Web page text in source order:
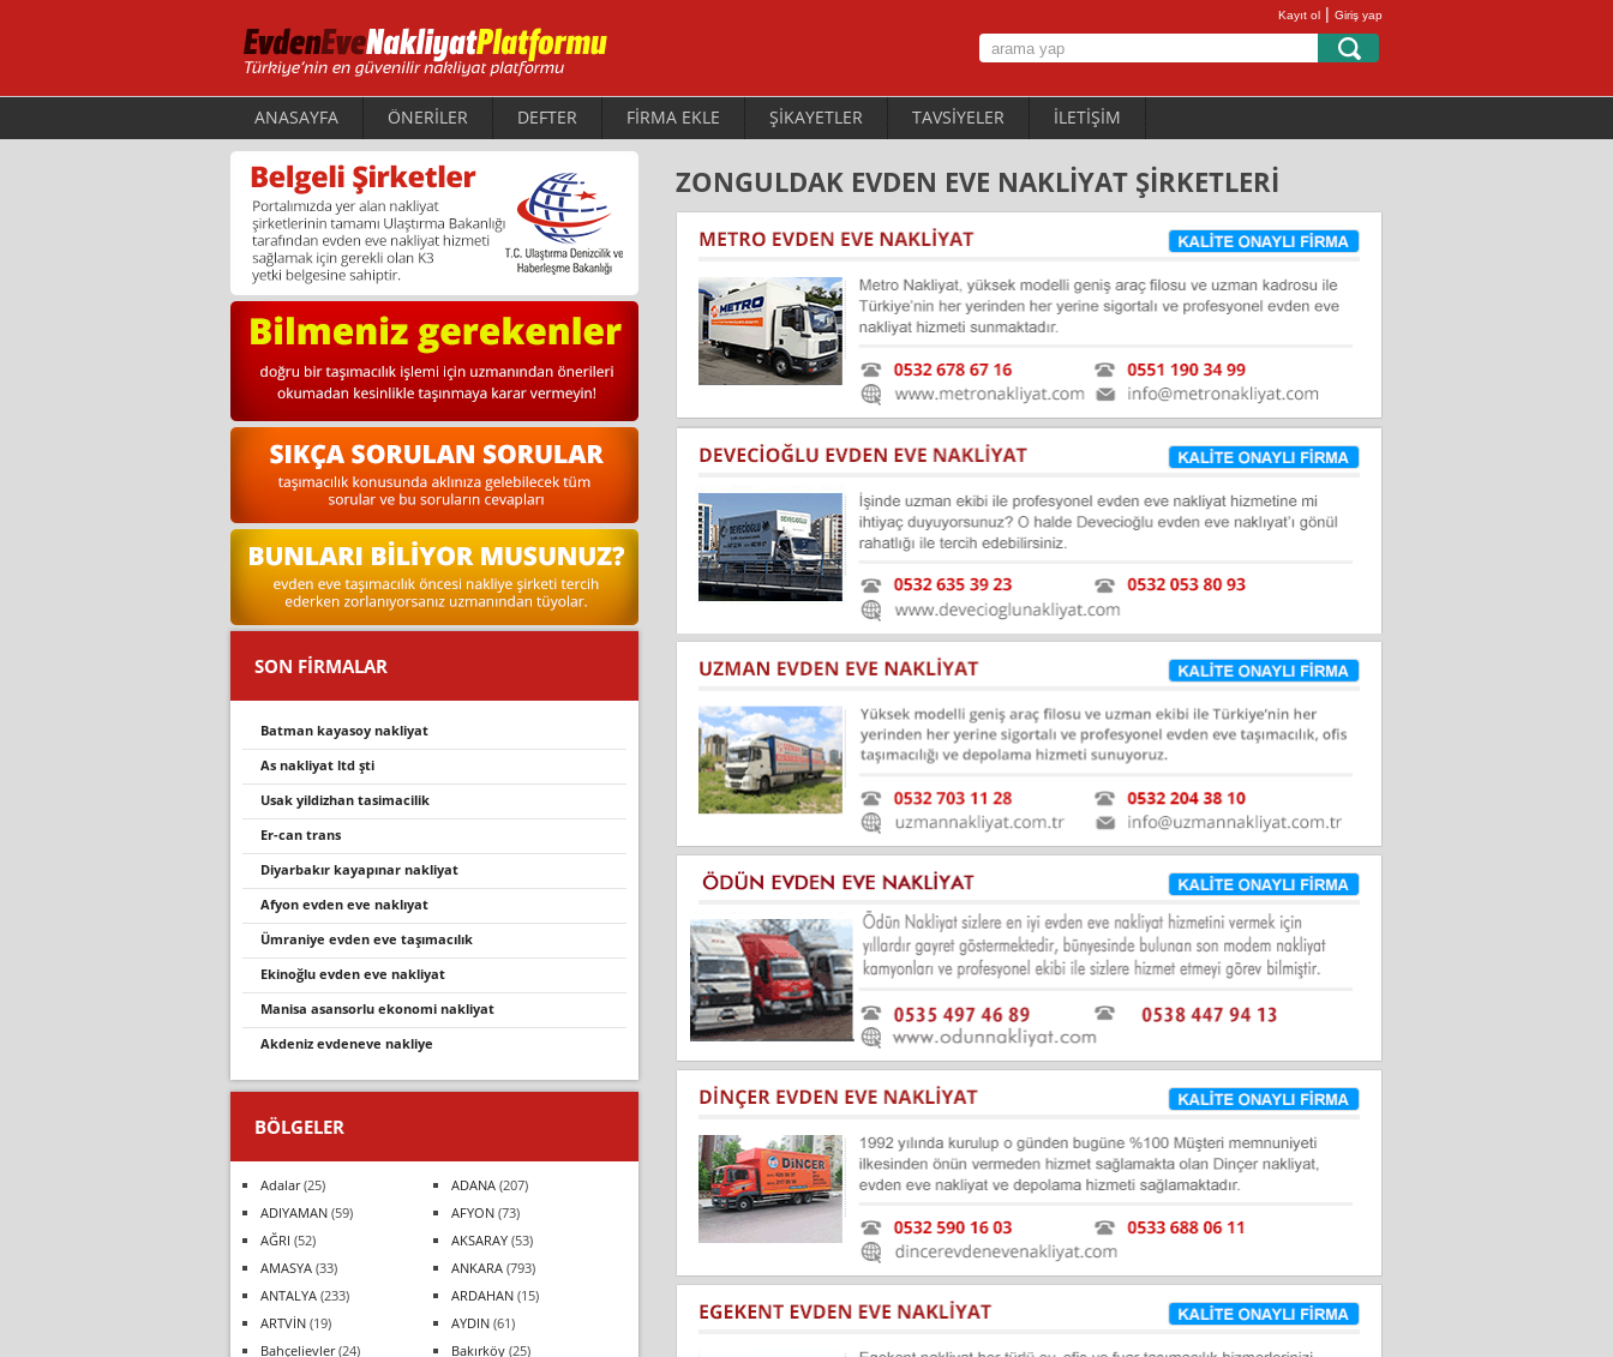
Kayıt ol | Giriş yap
ANASAYFA ÖNERİLER DEFTER FİRMA EKLE ŞİKAYETLER TAVSİYELER İLETİŞİM
ZONGULDAK EVDEN EVE NAKLİYAT ŞİRKETLERİ
SON FİRMALAR
batman kayasoy nakliyat
as nakliyat ltd şti
usak yildizhan tasimacilik
er-can trans
diyarbakır kayapınar nakliyat
afyon evden eve nakliyat
ümraniye evden eve taşımacılık
ekinoğlu evden eve nakliyat
manisa asansorlu ekonomi nakliyat
akdeniz evdeneve nakliye
BÖLGELER
Adalar(25) ADANA (207)
ADIYAMAN (59) AFYON (73)
AĞRI (52) AKSARAY (53)
AMASYA (33) ANKARA (793)
ANTALYA (233) ARDAHAN (15)
ARTVİN (19) AYDIN (61)
Bahçelievler(24) Bakırköy (25)